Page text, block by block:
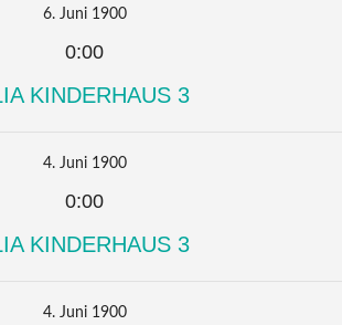
6. Juni 1900
0:00
KINDERHAUS 3
4. Juni 1900
0:00
KINDERHAUS 3
4. Juni 1900